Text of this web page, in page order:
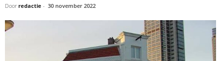
Door redactie - 30 november 2022